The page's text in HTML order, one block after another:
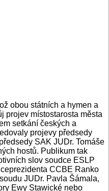
obou státních a hymen a
projev místostarosta města
setkání českých a
projevy předsedy
SAK JUDr. Tomáše
hostů. Publikum tak
slov soudce ESLP
CCBE Ranko
JUDr. Pavla Šámala,
Ewy Stawické nebo